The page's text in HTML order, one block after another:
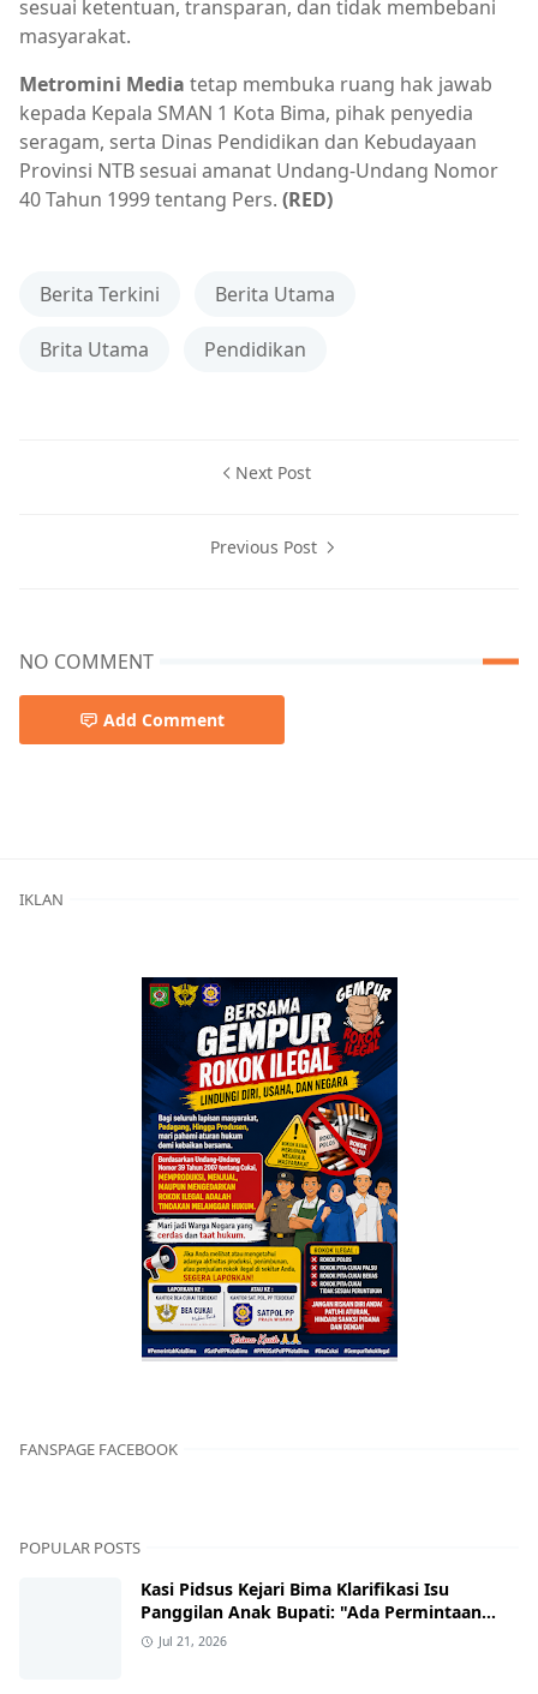
sesuai ketentuan, transparan, dan tidak membebani
masyarakat.
Metromini Media tetap membuka ruang hak jawab
kepada Kepala SMAN 1 Kota Bima, pihak penyedia
seragam, serta Dinas Pendidikan dan Kebudayaan
Provinsi NTB sesuai amanat Undang-Undang Nomor
40 Tahun 1999 tentang Pers. (RED)
Berita Terkini Berita Utama
Brita Utama Pendidikan
Next Post
Previous Post
NO COMMENT
Add Comment
IKLAN
FANSPAGE FACEBOOK
POPULAR POSTS
Kasi Pidsus Kejari Bima Klarifikasi Isu
Panggilan Anak Bupati: "Ada Permintaan
Keterangan Kasus Mobil Bor, Tapi Bukan
Jul 21, 2026